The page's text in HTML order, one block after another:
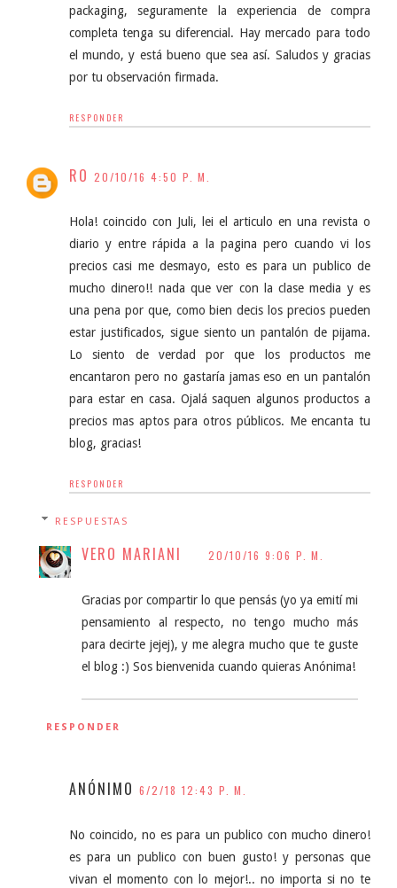
packaging, seguramente la experiencia de compra
completa tenga su diferencial. Hay mercado para todo
el mundo, y está bueno que sea así. Saludos y gracias
por tu observación firmada.
RESPONDER
RO 20/10/16 4:50 P. M.
Hola! coincido con Juli, lei el articulo en una revista o
diario y entre rápida a la pagina pero cuando vi los
precios casi me desmayo, esto es para un publico de
mucho dinero!! nada que ver con la clase media y es
una pena por que, como bien decis los precios pueden
estar justificados, sigue siento un pantalón de pijama.
Lo siento de verdad por que los productos me
encantaron pero no gastaría jamas eso en un pantalón
para estar en casa. Ojalá saquen algunos productos a
precios mas aptos para otros públicos. Me encanta tu
blog, gracias!
RESPONDER
RESPUESTAS
VERO MARIANI 20/10/16 9:06 P. M.
Gracias por compartir lo que pensás (yo ya emití mi
pensamiento al respecto, no tengo mucho más
para decirte jejej), y me alegra mucho que te guste
el blog :) Sos bienvenida cuando quieras Anónima!
RESPONDER
ANÓNIMO 6/2/18 12:43 P. M.
No coincido, no es para un publico con mucho dinero!
es para un publico con buen gusto! y personas que
vivan el momento con lo mejor!.. no importa si no te